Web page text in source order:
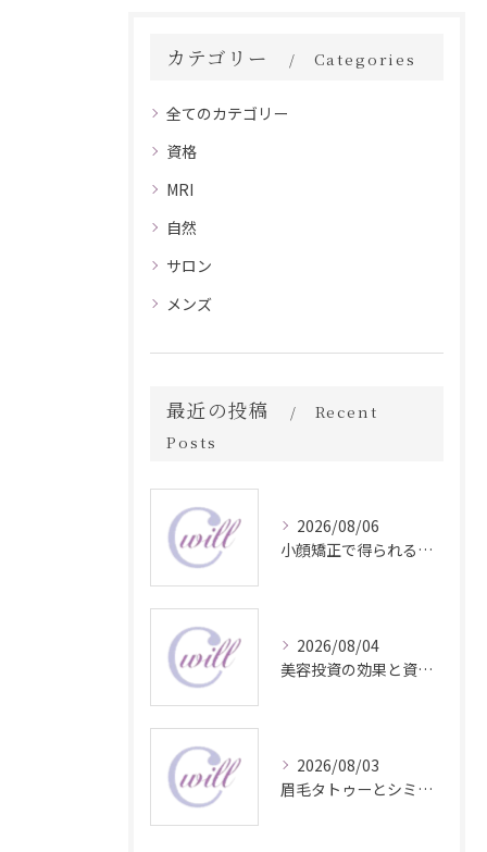
カテゴリー Categories
全てのカテゴリー
資格
MRI
自然
サロン
メンズ
最近の投稿
Recent
Posts
2026/08/06
小顔矯正で得られる顔変化の科学的効果
2026/08/04
美容投資の効果と資産価値の解説
2026/08/03
眉毛タトゥーとシミ予防に効く食材解説